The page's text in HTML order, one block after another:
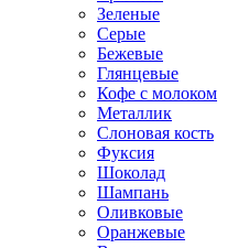
Зеленые
Серые
Бежевые
Глянцевые
Кофе с молоком
Металлик
Слоновая кость
Фуксия
Шоколад
Шампань
Оливковые
Оранжевые